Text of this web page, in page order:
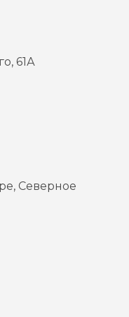
61А
Северное